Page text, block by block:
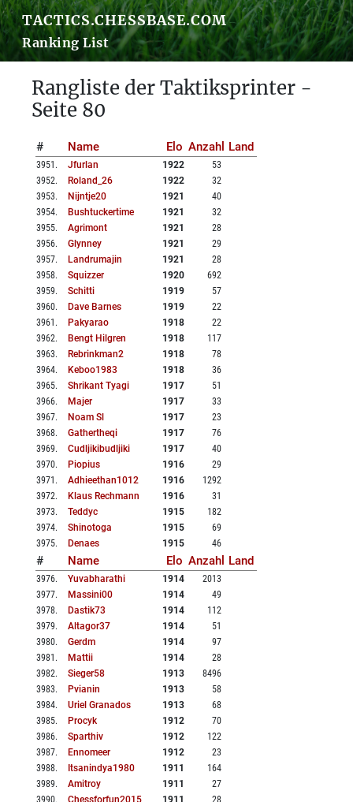
TACTICS.CHESSBASE.COM
Ranking List
Rangliste der Taktiksprinter -
Seite 80
# Name Elo Anzahl Land
3951 . Jfurlan 1922
53
3952. Roland_26 1922
32
3953. Nijntje20 1921
40
3954. Bushtuckertime 1921
32
3955. Agrimont 1921
28
3956. Glynney 1921
29
3957. Landrumajin 1921
28
3958. Squizzer 1920
692
3959. Schitti 1919
57
3960. Dave Barnes 1919
22
3961 . Pakyarao 1918
22
3962. Bengt Hilgren 1918
117
3963. Rebrinkman2 1918
78
3964. Keboo1983 1918
36
3965. Shrikant Tyagi 1917
51
3966. Majer 1917
33
3967. Noam Sl 1917
23
3968. Gathertheqi 1917
76
3969. Cudljikibudljiki 1917
40
3970. Piopius 1916
29
3971 . Adhieethan1012 1916
1292
3972. Klaus Rechmann 1916
31
3973. Teddyc 1915
182
3974. Shinotoga 1915
69
3975. Denaes 1915 46
# Name Elo Anzahl Land
3976. Yuvabharathi 1914
2013
3977. Massini00 1914
49
3978. Dastik73 1914
112
3979. Altagor37 1914
51
3980. Gerdm 1914
97
3981 . Mattii 1914
28
3982. Sieger58 1913
8496
3983. Pvianin 1913
58
3984. Uriel Granados 1913
68
3985. Procyk 1912
70
3986. Sparthiv 1912
122
3987. Ennomeer 1912
23
3988. Itsanindya1980 1911
164
3989. Amitroy 1911
27